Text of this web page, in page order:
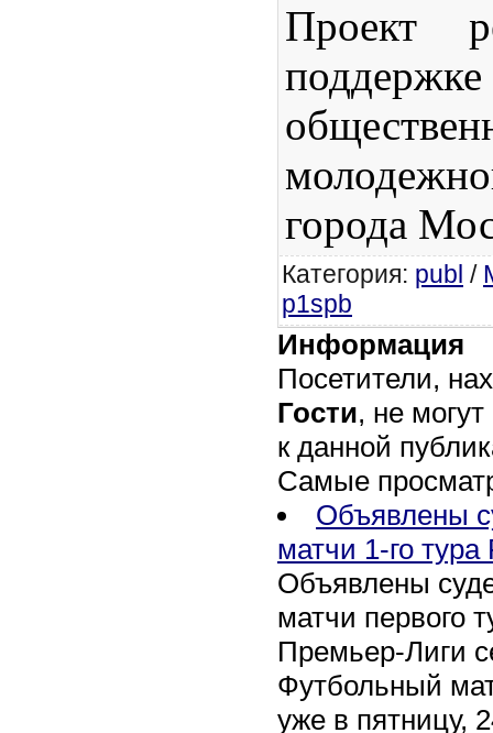
Проект
города
Категория: publ /
p1spb
Информация
Посетители,
Гости, не
к данной
Самые
Объявлены
матчи 1-го
Объявлены
матчи первого
Премьер-Лиги
Футбольный
уже в пятницу,